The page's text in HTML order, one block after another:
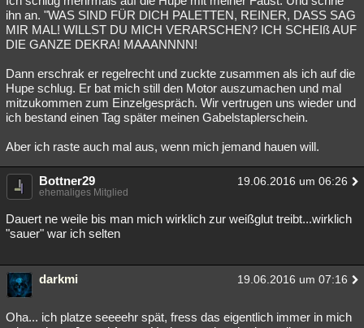
ihn an. "WAS SIND FÜR DICH PALETTEN, REINER, DASS SAG
MIR MAL! WILLST DU MICH VERARSCHEN? ICH SCHEIß AUF
DIE GANZE DEKRA! MAAANNNN!
Dann erschrak er regelrecht und zuckte zusammen als ich auf die
Hupe schlug. Er bat mich still den Motor auszumachen und mal
mitzukommen zum Einzelgespräch. Wir vertrugen uns wieder und
ich bestand einen Tag später meinen Gabelstaplerschein.
Aber ich raste auch mal aus, wenn mich jemand hauen will.
Bottner29 19.06.2016 um 06:26
ehemaliges Mitglied
Dauert ne weile bis man mich wirklich zur weißglut treibt...wirklich
"sauer" war ich selten
darkmi 19.06.2016 um 07:16
Oha... ich platze seeeehr spät, fress das eigentlich immer in mich